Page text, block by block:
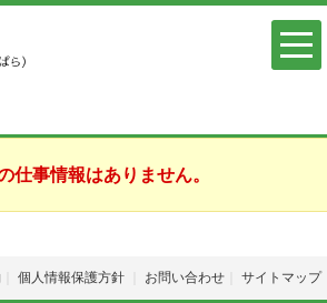
仕事情報はありません。
個人情報保護方針 お問い合わせ サイトマップ